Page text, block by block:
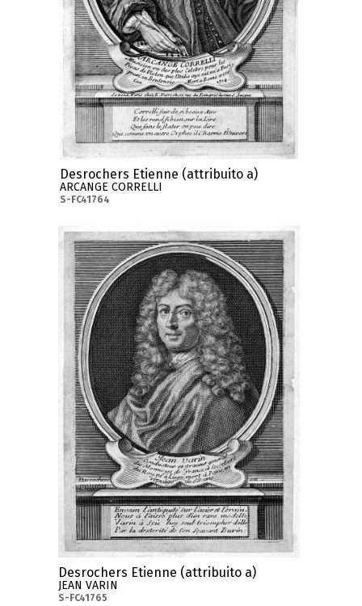
Desrochers Etienne (attribuito a)
ARCANGE CORRELLI
S-FC41764
Desrochers Etienne (attribuito a)
JEAN VARIN
S-FC41765